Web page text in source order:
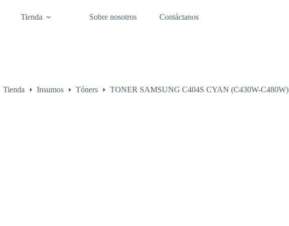
Tienda Sobre nosotros Contáctanos
Tienda Insumos Tóners TONER SAMSUNG C404S CYAN (C430W-C480W)